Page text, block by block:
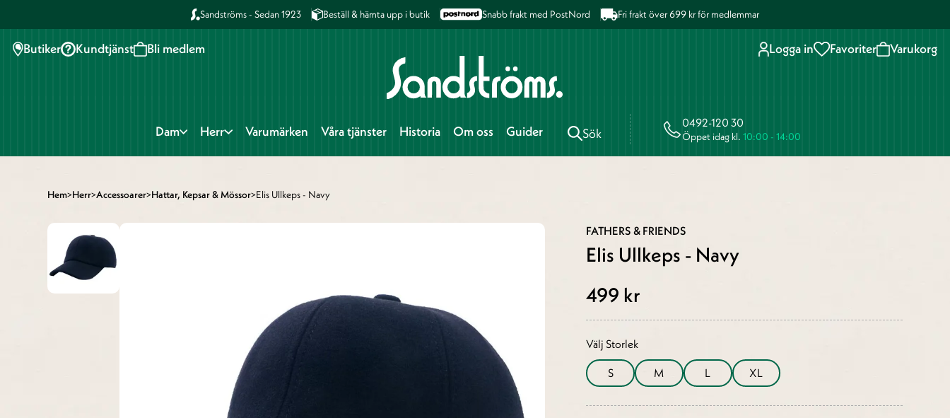
Sandströms - Sedan 1923 Beställ & hämta upp i butik Snabb frakt med PostNord Fri frakt över 699 kr för medlemmar
Butiker Kundtjänst Bli medlem Logga in Favoriter Varukorg
Dam Herr Varumärken Våra tjänster Historia Om oss Guider Sök
0492-120 30
Öppet idag kl.10:00 - 14:00
Hem>Herr>Accessoarer>Hattar, Kepsar & Mössor>Elis Ullkeps - Navy
FATHERS & FRIENDS
Elis Ullkeps - Navy
499 kr
Välj Storlek
S M L XL